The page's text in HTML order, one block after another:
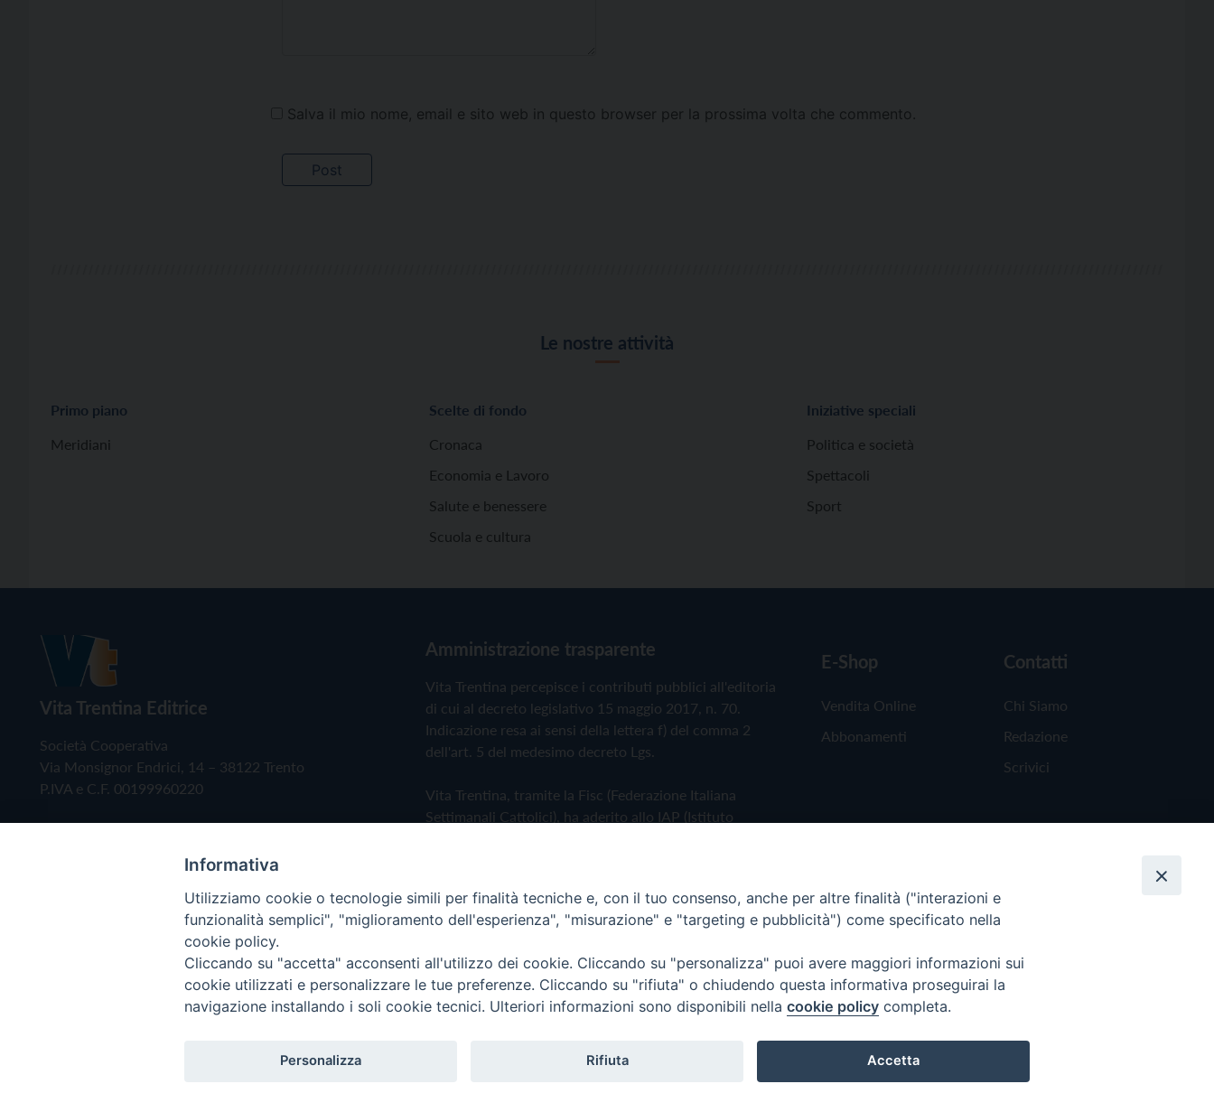
Salva il mio nome, email e sito web in questo browser per la prossima volta che commento.
Le nostre attività
Primo piano
Meridiani
Scelte di fondo
Cronaca
Economia e Lavoro
Salute e benessere
Scuola e cultura
Iniziative speciali
Politica e società
Spettacoli
Sport
Vita Trentina Editrice
Società Cooperativa
Via Monsignor Endrici, 14 – 38122 Trento
P.IVA e C.F. 00199960220
Amministrazione trasparente
Vita Trentina percepisce i contributi pubblici all'editoria
di cui al decreto legislativo 15 maggio 2017, n. 70.
Indicazione resa ai sensi della lettera f) del comma 2
dell'art. 5 del medesimo decreto Lgs.
Vita Trentina, tramite la Fisc (Federazione Italiana
Settimanali Cattolici), ha aderito allo IAP (Istituto
Privacy Policy Cookie Policy
E-Shop
Vendita Online
Abbonamenti
Contatti
Chi Siamo
Redazione
Scrivici
Copyright © 2019 - Tutti i diritti riservati - Vita Trentina Editrice
Informativa
Utilizziamo cookie o tecnologie simili per finalità tecniche e, con il tuo consenso, anche per altre finalità ("interazioni e
funzionalità semplici", "miglioramento dell'esperienza", "misurazione" e "targeting e pubblicità") come specificato nella
cookie policy.
Cliccando su "accetta" acconsenti all'utilizzo dei cookie. Cliccando su "personalizza" puoi avere maggiori informazioni sui
cookie utilizzati e personalizzare le tue preferenze. Cliccando su "rifiuta" o chiudendo questa informativa proseguirai la
navigazione installando i soli cookie tecnici. Ulteriori informazioni sono disponibili nella cookie policy completa.
Personalizza Rifiuta Accetta